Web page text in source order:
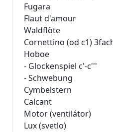
Fugara
Flaut d'amour
Waldflöte
Cornettino (od c1)
Hoboe
- Glockenspiel c'-c'''
- Schwebung
Cymbelstern
Calcant
Motor (ventilátor)
Lux (svetlo)